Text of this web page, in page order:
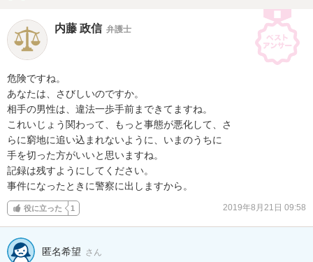
内藤 政信 弁護士
危険ですね。
あなたは、さびしいのですか。
相手の男性は、違法一歩手前まできてますね。
これいじょう関わって、もっと事態が悪化して、さ
らに窮地に追い込まれないように、いまのうちに
手を切った方がいいと思いますね。
記録は残すようにしてください。
事件になったときに警察に出しますから。
役に立った 1 2019年8月21日 09:58
匿名希望 さん